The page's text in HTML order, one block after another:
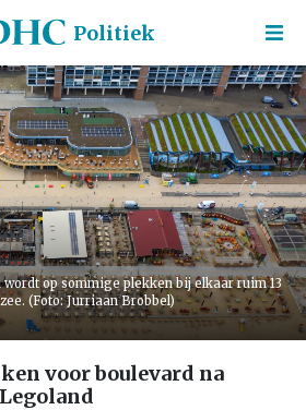
Politiek
op sommige plekken bij elkaar ruim 13
(Foto: Jurriaan Brobbel)
voor boulevard na